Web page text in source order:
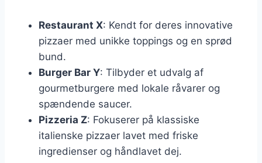
Restaurant X: Kendt for deres innovative
pizzaer med unikke toppings og en sprød
bund.
Burger Bar Y: Tilbyder et udvalg af
gourmetburgere med lokale råvarer og
spændende saucer.
Pizzeria Z: Fokuserer på klassiske
italienske pizzaer lavet med friske
ingredienser og håndlavet dej.